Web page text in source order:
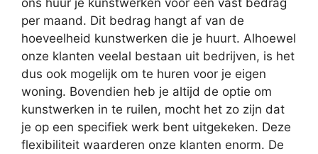
per maand. Dit bedrag hangt af van de
hoeveelheid kunstwerken die je huurt. Alhoewel
onze klanten veelal bestaan uit bedrijven, is het
dus ook mogelijk om te huren voor je eigen
woning. Bovendien heb je altijd de optie om
kunstwerken in te ruilen, mocht het zo zijn dat
je op een specifiek werk bent uitgekeken. Deze
flexibiliteit waarderen onze klanten enorm. De